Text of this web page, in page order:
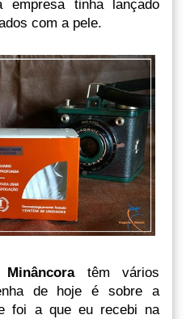
tinha lançado
com a pele.
têm vários
de hoje é sobre a
foi a que eu recebi na